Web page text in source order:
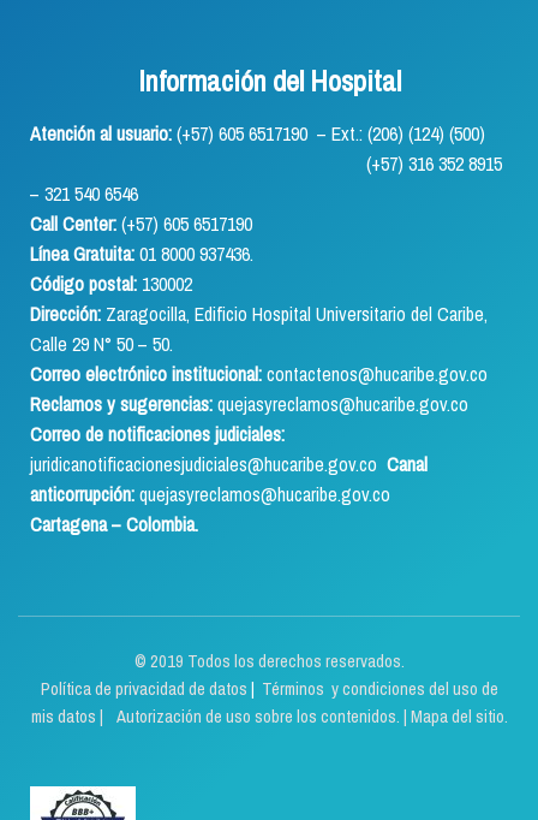
Información del Hospital
Atención al usuario:(+57) 605 6517190 – Ext.: (206) (124) (500)
(+57) 316 352 8915
– 321 540 6546
Call Center:(+57) 605 6517190
Línea Gratuita:01 8000 937436.
Código postal: 130002
Dirección: Zaragocilla, Edificio Hospital Universitario del Caribe,
Calle 29 N° 50 – 50.
Correo electrónico institucional:contactenos@hucaribe.gov.co
Reclamos y sugerencias:quejasyreclamos@hucaribe.gov.co
Correo de notificaciones judiciales:
juridicanotificacionesjudiciales@hucaribe.gov.co Canal
anticorrupción:quejasyreclamos@hucaribe.gov.co
Cartagena – Colombia.
© 2019 Todos los derechos reservados.
Política de privacidad de datos | Términos y condiciones del uso de
mis datos | Autorización de uso sobre los contenidos. | Mapa del sitio.